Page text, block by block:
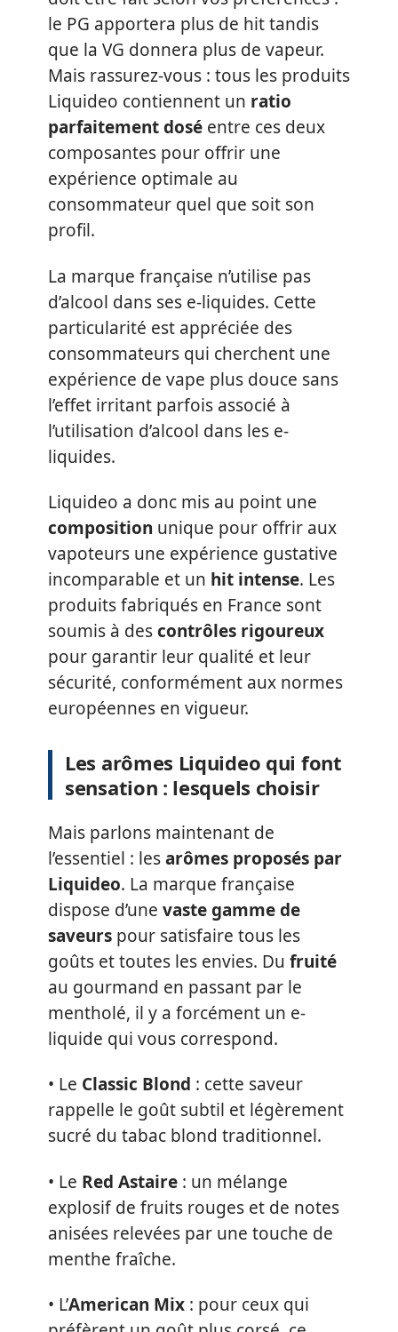
le PG apportera plus de hit tandis
que la VG donnera plus de vapeur.
Mais rassurez-vous : tous les produits
Liquideo contiennent un ratio
parfaitement dosé entre ces deux
composantes pour offrir une
expérience optimale au
consommateur quel que soit son
profil.
La marque française n’utilise pas
d’alcool dans ses e-liquides. Cette
particularité est appréciée des
consommateurs qui cherchent une
expérience de vape plus douce sans
l’effet irritant parfois associé à
l’utilisation d’alcool dans les e-
liquides.
Liquideo a donc mis au point une
composition unique pour offrir aux
vapoteurs une expérience gustative
incomparable et un hit intense. Les
produits fabriqués en France sont
soumis à descontrôles rigoureux
pour garantir leur qualité et leur
sécurité, conformément aux normes
européennes en vigueur.
Les arômes Liquideo qui font
sensation : lesquels choisir
Mais parlons maintenant de
l’essentiel : lesarômes proposés par
Liquideo. La marque française
dispose d’une vaste gamme de
saveurs pour satisfaire tous les
goûts et toutes les envies. Du fruité
au gourmand en passant par le
mentholé, il y a forcément un e-
liquide qui vous correspond.
• Le Classic Blond : cette saveur
rappelle le goût subtil et légèrement
sucré du tabac blond traditionnel.
• Le Red Astaire : un mélange
explosif de fruits rouges et de notes
anisées relevées par une touche de
menthe fraîche.
• L’American Mix : pour ceux qui